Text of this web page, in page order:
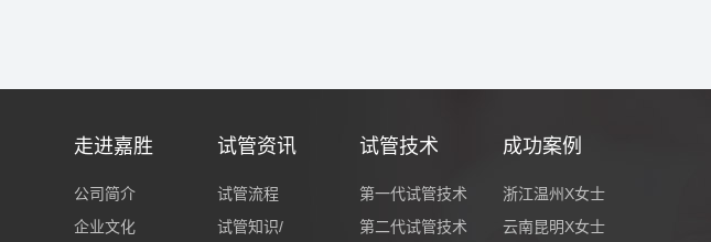
走进嘉胜
公司简介
企业文化
试管资讯
试管流程
试管知识/
试管技术
第一代试管技术
第二代试管技术
成功案例
浙江温州X女士
云南昆明X女士